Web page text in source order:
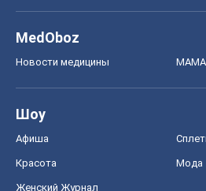
MedOboz
Новости медицины
Шоу
Афиша
Красота Мода
Женский Журнал